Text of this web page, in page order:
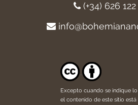
(+34) 626
Excepto cuando se indique
el contenido de este sitio está